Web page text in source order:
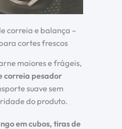
correia e balança –
cortes frescos
maiores e frágeis,
correia pesador
suave sem
do produto.
em cubos, tiras de